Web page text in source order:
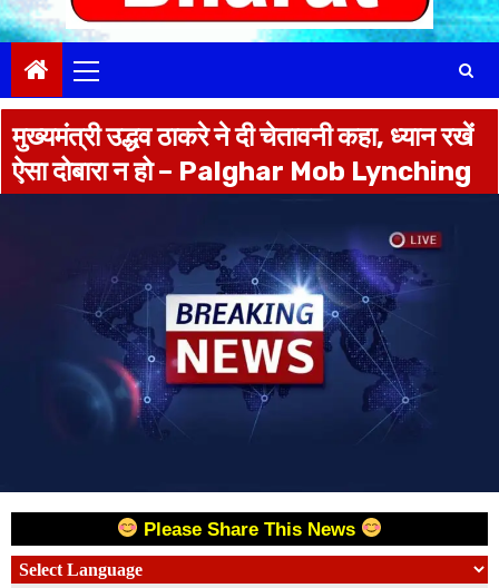
Menu
मुख्‍यमंत्री उद्धव ठाकरे ने दी चेतावनी कहा, ध्‍यान रखें
ऐसा दोबारा न हो – Palghar Mob Lynching
Please Share This News